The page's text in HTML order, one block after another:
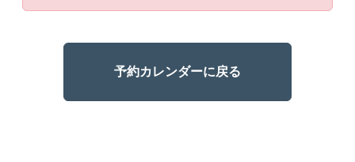
予約カレンダーに戻る